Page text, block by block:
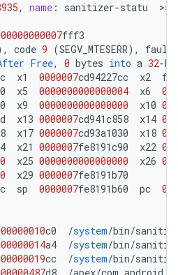
, name : sanitizer-statu
fff3
code 9 (SEGV_MTESERR),
fault
Free, 0 bytes into a 32-
x1 0000007cd94227cc x2
x5 0000000000000004 x6
x9 0000000000000000 x10
d x13 0000007cd941c858 x14
x17 0000007cd93a1030 x18
x21 0000007fe8191c90 x22
x25 0000000000000000 x26
x29 0000007fe8191b70
sp 0000007fe8191b60 pc
c0 /system/bin/
a4 /system/bin/
cc /system/bin/